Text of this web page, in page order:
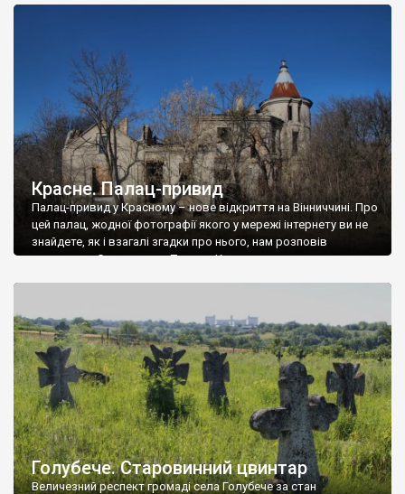
Красне. Палац-привид
Палац-привид у Красному – нове відкриття на Вінниччині. Про
цей палац, жодної фотографії якого у мережі інтернету ви не
знайдете, як і взагалі згадки про нього, нам розповів
мешканець Самгородка. Палац у Красному вразив не лише
Голубече. Старовинний цвинтар
Величезний респект громаді села Голубече за стан